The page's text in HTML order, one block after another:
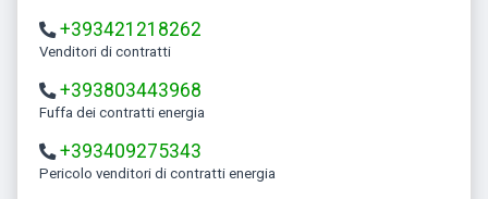
+393421218262
Venditori di contratti
+393803443968
Fuffa dei contratti energia
+393409275343
Pericolo venditori di contratti energia